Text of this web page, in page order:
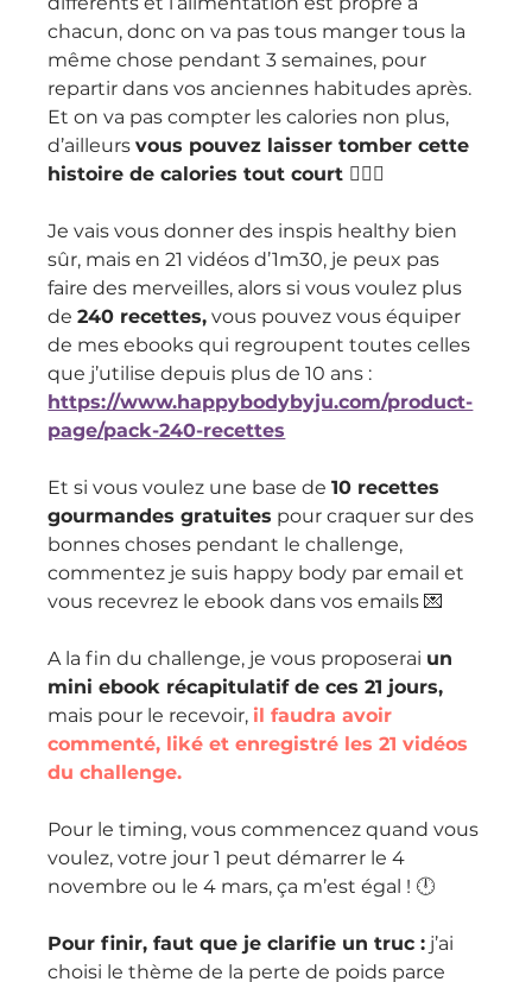
chacun, donc on va pas tous manger tous la
même chose pendant 3 semaines, pour
repartir dans vos anciennes habitudes après.
Et on va pas compter les calories non plus,
d’ailleurs vous pouvez laisser tomber cette
histoire de calories tout court 🙅🏽‍♀️
Je vais vous donner des inspis healthy bien
sûr, mais en 21 vidéos d’1m30, je peux pas
faire des merveilles, alors si vous voulez plus
de 240 recettes, vous pouvez vous équiper
de mes ebooks qui regroupent toutes celles
que j’utilise depuis plus de 10 ans :
https://www.happybodybyju.com/product-
page/pack-240-recettes
Et si vous voulez une base de 10 recettes
gourmandes gratuites pour craquer sur des
bonnes choses pendant le challenge,
commentez je suis happy body par email et
vous recevrez le ebook dans vos emails 💌
A la fin du challenge, je vous proposerai un
mini ebook récapitulatif de ces 21 jours,
mais pour le recevoir, il faudra avoir
commenté, liké et enregistré les 21 vidéos
du challenge.
Pour le timing, vous commencez quand vous
voulez, votre jour 1 peut démarrer le 4
novembre ou le 4 mars, ça m’est égal ! 🕛
Pour finir, faut que je clarifie un truc : j’ai
choisi le thème de la perte de poids parce